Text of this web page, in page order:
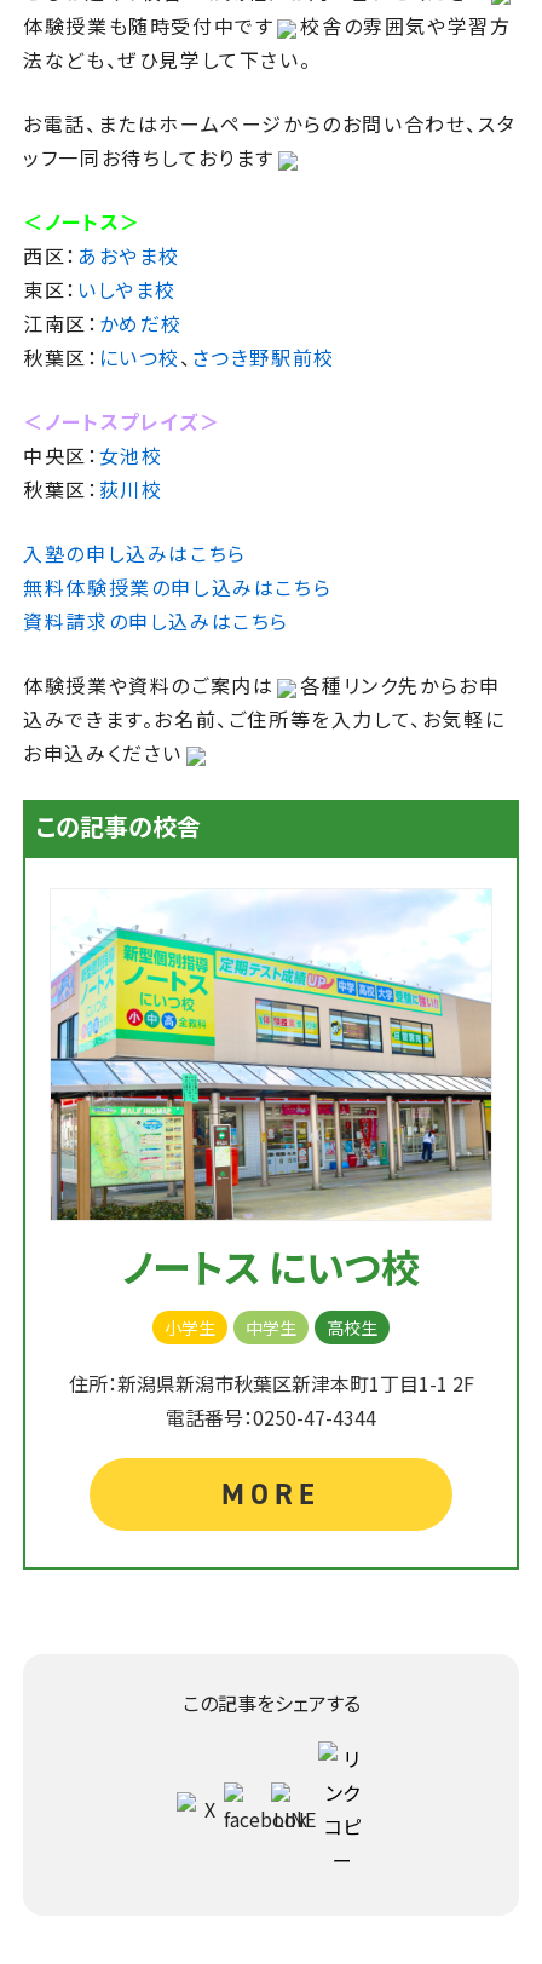
体験授業も随時受付中です
校舎の雰囲気や学習方
法なども、ぜひ見学して下さい。
お電話、またはホームページからのお問い合わせ、スタ
ッフ一同お待ちしております
＜ノートス＞
西区： あおやま校
東区： いしやま校
江南区： かめだ校
秋葉区： にいつ校、 さつき野駅前校
＜ノートスプレイズ＞
中央区：女池校
秋葉区： 荻川校
入塾の申し込みはこちら
無料体験授業の申し込みはこちら
資料請求の申し込みはこちら
体験授業や資料のご案内は
各種リンク先からお申
込みできます。お名前、ご住所等を入力して、お気軽に
お申込みください
この記事の校舎
ノートス にいつ校
小学生 中学生 高校生
住所：新潟県新潟市秋葉区新津本町1丁目1-1 2F
電話番号：0250-47-4344
MORE
この記事をシェアする